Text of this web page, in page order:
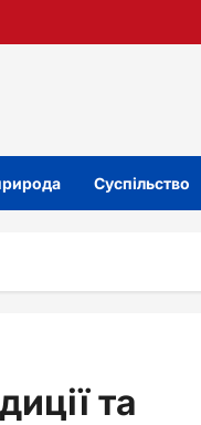
Суспільство
та